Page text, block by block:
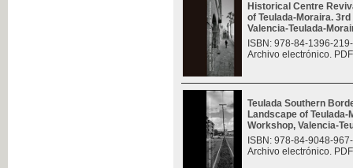
Historical Centre
of Teulada-Moraira.
Valencia-Teulada-
ISBN: 978-84-1396-
Archivo electrónico.
Teulada Southern
Landscape of
Workshop, Valencia-
ISBN: 978-84-9048-
Archivo electrónico.